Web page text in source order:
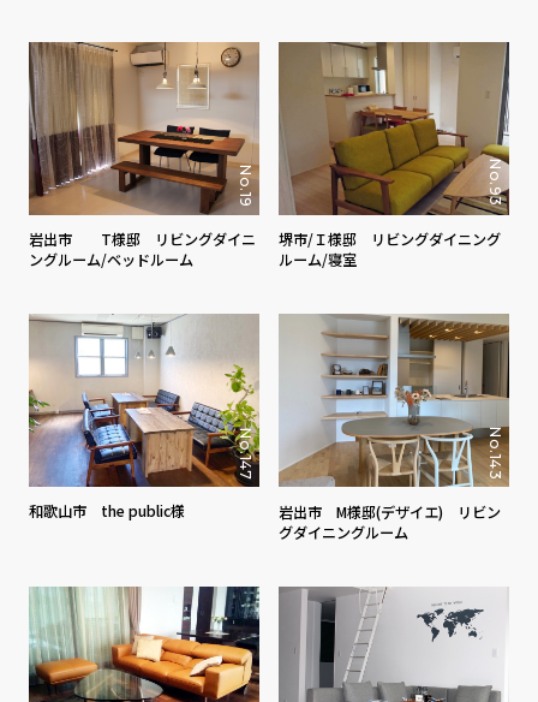
No.19
岩出市 T様邸 リビングダイニ
ングルーム/ベッドルーム
No.93
堺市/Ｉ様邸 リビングダイニング
ルーム/寝室
No.147
和歌山市 the public様
No.143
岩出市 M様邸(デザイエ) リビン
グダイニングルーム